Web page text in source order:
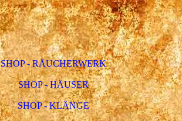
SHOP - RÄUCHERWERK
SHOP - HÄUSER
SHOP - KLÄNGE